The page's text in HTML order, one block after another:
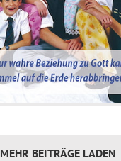
MEHR BEITRÄGE LADEN